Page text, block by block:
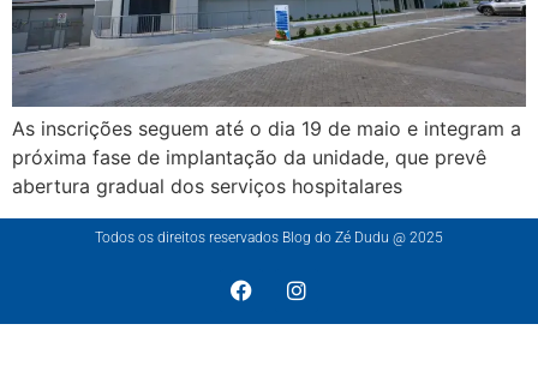
As inscrições seguem até o dia 19 de maio e integram a
próxima fase de implantação da unidade, que prevê
abertura gradual dos serviços hospitalares
Todos os direitos reservados Blog do Zé Dudu @ 2025